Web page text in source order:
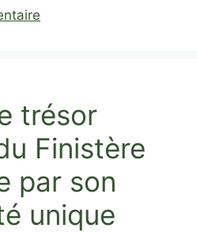
trésor
Finistère
par son
unique